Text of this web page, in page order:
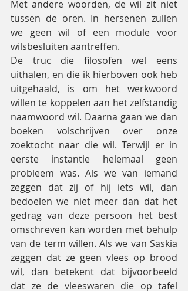
Met andere woorden, de wil zit niet
tussen de oren. In hersenen zullen
we geen wil of een module voor
wilsbesluiten aantreffen.
De truc die filosofen wel eens
uithalen, en die ik hierboven ook heb
uitgehaald, is om het werkwoord
willen te koppelen aan het zelfstandig
naamwoord wil. Daarna gaan we dan
boeken volschrijven over onze
zoektocht naar die wil. Terwijl er in
eerste instantie helemaal geen
probleem was. Als we van iemand
zeggen dat zij of hij iets wil, dan
bedoelen we niet meer dan dat het
gedrag van deze persoon het best
omschreven kan worden met behulp
van de term willen. Als we van Saskia
zeggen dat ze geen vlees op brood
wil, dan betekent dat bijvoorbeeld
dat ze de vleeswaren die op tafel